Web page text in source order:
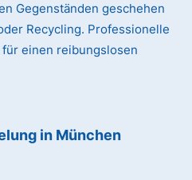
Gegenständen geschehen
Recycling. Professionelle
einen reibungslosen
in München